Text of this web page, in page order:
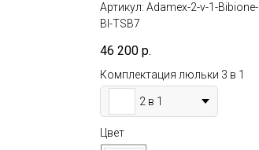
Артикул: Adamex-2-v-1-Bibione-
BI-TSB7
46 200 р.
Комплектация люльки 3 в 1
2 в 1
Цвет